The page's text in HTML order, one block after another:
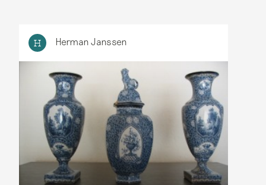
H Herman Janssen